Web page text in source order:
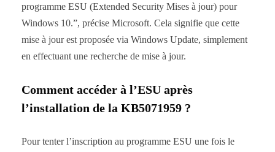
programme ESU (Extended Security Mises à jour) pour
Windows 10.”, précise Microsoft. Cela signifie que cette
mise à jour est proposée via Windows Update, simplement
en effectuant une recherche de mise à jour.
Comment accéder à l’ESU après
l’installation de la KB5071959 ?
Pour tenter l’inscription au programme ESU une fois le